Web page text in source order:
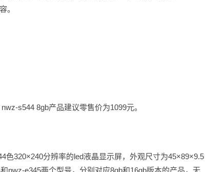
。
s544 8gb产品建议零售价为1099元。
色320×240分辨率的led液晶显示屏，外观尺寸为45×89×9.5
nwz-e345两个型号，分别对应8gb和16gb版本的产品，无